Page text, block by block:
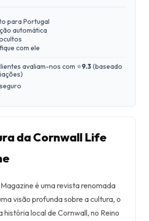
para Portugal
automática
com ele
avaliam-nos com ⭐9.3(baseado
)
da Cornwall Life
é uma revista renomada
visão profunda sobre a cultura, o
história local de Cornwall, no Reino